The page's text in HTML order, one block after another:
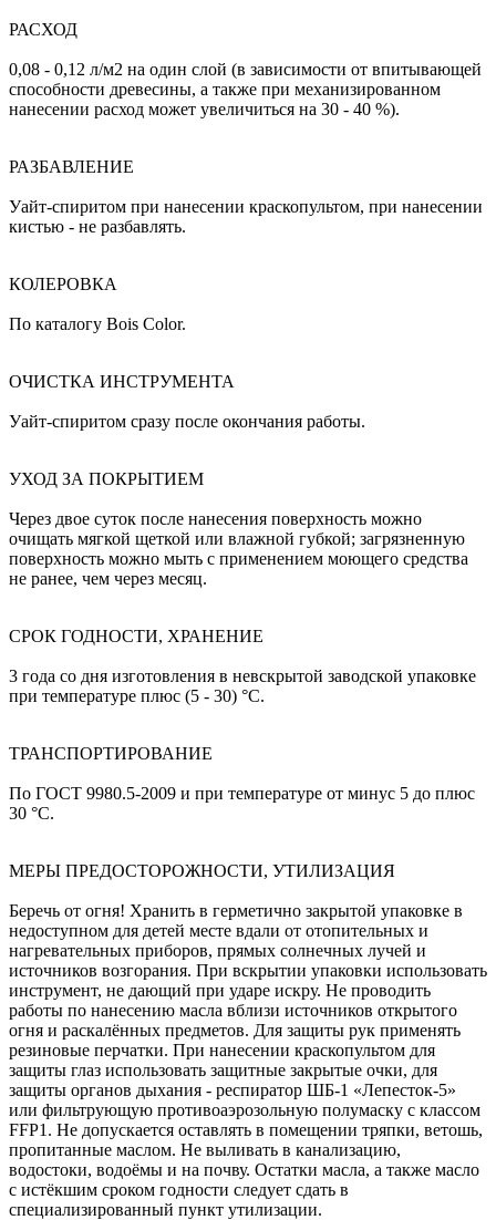
РАСХОД
0,08 - 0,12 л/м2 на один слой (в зависимости от впитывающей
способности древесины, а также при механизированном
нанесении расход может увеличиться на 30 - 40 %).
РАЗБАВЛЕНИЕ
Уайт-спиритом при нанесении краскопультом, при нанесении
кистью - не разбавлять.
КОЛЕРОВКА
По каталогу Bois Color.
ОЧИСТКА ИНСТРУМЕНТА
Уайт-спиритом сразу после окончания работы.
УХОД ЗА ПОКРЫТИЕМ
Через двое суток после нанесения поверхность можно
очищать мягкой щеткой или влажной губкой; загрязненную
поверхность можно мыть с применением моющего средства
не ранее, чем через месяц.
СРОК ГОДНОСТИ, ХРАНЕНИЕ
3 года со дня изготовления в невскрытой заводской упаковке
при температуре плюс (5 - 30) °С.
ТРАНСПОРТИРОВАНИЕ
По ГОСТ 9980.5-2009 и при температуре от минус 5 до плюс
30 °С.
МЕРЫ ПРЕДОСТОРОЖНОСТИ, УТИЛИЗАЦИЯ
Беречь от огня! Хранить в герметично закрытой упаковке в
недоступном для детей месте вдали от отопительных и
нагревательных приборов, прямых солнечных лучей и
источников возгорания. При вскрытии упаковки использовать
инструмент, не дающий при ударе искру. Не проводить
работы по нанесению масла вблизи источников открытого
огня и раскалённых предметов. Для защиты рук применять
резиновые перчатки. При нанесении краскопультом для
защиты глаз использовать защитные закрытые очки, для
защиты органов дыхания - респиратор ШБ-1 «Лепесток-5»
или фильтрующую противоаэрозольную полумаску с классом
FFP1. Не допускается оставлять в помещении тряпки, ветошь,
пропитанные маслом. Не выливать в канализацию,
водостоки, водоёмы и на почву. Остатки масла, а также масло
с истёкшим сроком годности следует сдать в
специализированный пункт утилизации.